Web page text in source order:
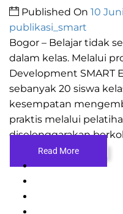
Published On 10
publikasi_smart
Bogor – Belajar tidak
dalam kelas. Melalui
Development SMART
sebanyak 20 siswa
kesempatan
praktis melalui
diselenggarakan
Read More